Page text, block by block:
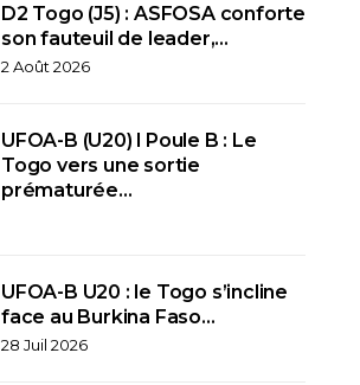
D2 Togo (J5) : ASFOSA conforte
son fauteuil de leader,…
2 Août 2026
UFOA-B (U20) l Poule B : Le
Togo vers une sortie
prématurée…
UFOA-B U20 : le Togo s’incline
face au Burkina Faso…
28 Juil 2026